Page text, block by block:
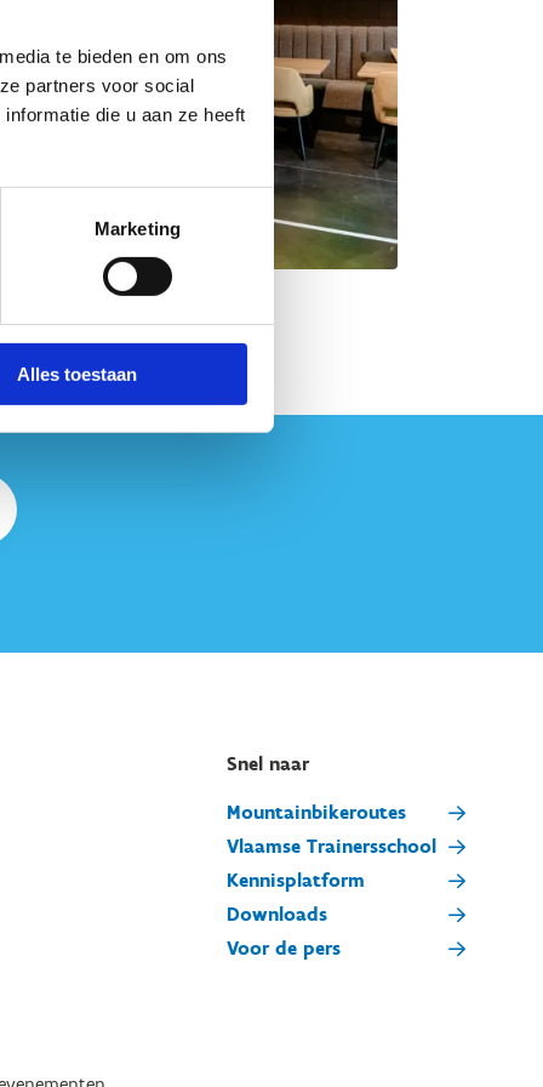
te bieden en om ons
partners voor social
die u aan ze heeft
Marketing
Alles toestaan
Snel naar
Mountainbikeroutes
Vlaamse Trainersschool
Kennisplatform
Downloads
Voor de pers